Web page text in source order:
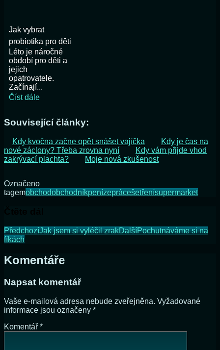
Jak vybrat
probiotika pro děti
Léto je náročné
období pro děti a
jejich
opatrovatele.
Začínají...
Číst dále
Související články:
Kdy kvočna začne opět snášet vajíčka
Kdy je čas na
nové záclony? Třeba zrovna nyní
Kdy vám přijde vhod
zakrývací plachta?
Moje nová zkušenost
Označeno
tagemobchodobchodníkpenízeprácešetřenísupermarket
PředchozíJak jsem si vyléčil zrakDalšíPochutnáváme si na
fíkách
Komentáře
Napsat komentář
Vaše e-mailová adresa nebude zveřejněna. Vyžadované
informace jsou označeny *
Komentář *